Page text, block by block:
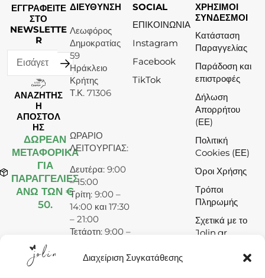
Διαχείριση Συγκατάθεσης
ΕΓΓΡΑΦΕΙΤΕ
ΣΤΟ
NEWSLETTE
R
ΑΝΑΖΗΤΗΣ
Η
ΑΠΟΣΤΟΛ
ΗΣ
ΔΩΡΕΆΝ
ΜΕΤΑΦΟΡΙΚΑ
ΓΙΑ
ΠΑΡΑΓΓΕΛΙΕΣ
ΑΝΩ ΤΩΝ €
50.
ΔΙΕΥΘΥΝΣΗ
Λεωφόρος
Δημοκρατίας
59
Ηράκλειο
Κρήτης
Τ.Κ. 71306
ΩΡΑΡΙΟ
ΛΕΙΤΟΥΡΓΙΑΣ:
Δευτέρα: 9:00
– 15:00
Τρίτη: 9:00 –
14:00 και 17:30
– 21:00
Τετάρτη: 9:00 –
Πέμπτη: 9:00 –
SOCIAL
ΕΠΙΚΟΙΝΩΝΙΑ
Instagram
Facebook
TikTok
ΧΡΗΣΙΜΟΙ
ΣΥΝΔΕΣΜΟΙ
Κατάσταση
Παραγγελίας
Παράδοση και
επιστροφές
Δήλωση
Απορρήτου
(ΕΕ)
Πολιτική
Cookies (ΕΕ)
Όροι Χρήσης
Τρόποι
Πληρωμής
Σχετικά με το
Jolin.gr